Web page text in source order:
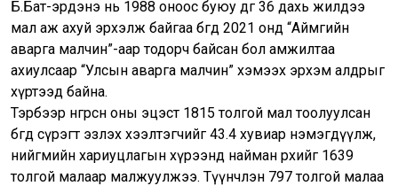
Б.Бат-эрдэнэ нь 1988 оноос буюу өдгөө 36 дахь жилдээ
мал аж ахуй эрхэлж байгаа бөгөөд 2021 онд “Аймгийн
аварга малчин”-аар тодорч байсан бол амжилтаа
ахиулсаар “Улсын аварга малчин” хэмээх эрхэм алдрыг
хүртээд байна.
Тэрбээр өнгөрсөн оны эцэст 1815 толгой мал тоолуулсан
бөгөөд сүрэгт эзлэх хээлтэгчийг 43.4 хувиар нэмэгдүүлж,
нийгмийн хариуцлагын хүрээнд найман өрхийг 1639
толгой малаар малжуулжээ. Түүнчлэн 797 толгой малаа